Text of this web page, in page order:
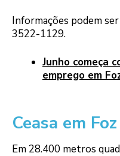
Informações podem
3522-1129.
Junho começa
emprego em
Ceasa em Foz
Em 28.400 metros